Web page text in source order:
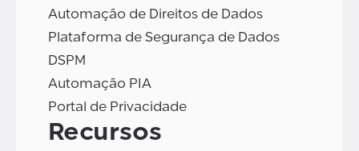
Automação de Direitos de Dados
Plataforma de Segurança de Dados
DSPM
Automação PIA
Portal de Privacidade
Recursos